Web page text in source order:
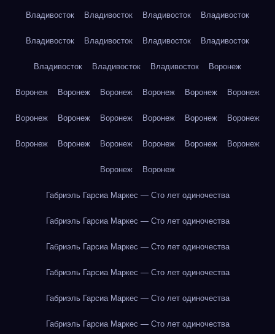
Владивосток Владивосток Владивосток Владивосток
Владивосток Владивосток Владивосток Владивосток
Владивосток Владивосток Владивосток Воронеж
Воронеж Воронеж Воронеж Воронеж Воронеж Воронеж
Воронеж Воронеж Воронеж Воронеж Воронеж Воронеж
Воронеж Воронеж Воронеж Воронеж Воронеж Воронеж
Воронеж Воронеж
Габриэль Гарсиа Маркес — Сто лет одиночества
Габриэль Гарсиа Маркес — Сто лет одиночества
Габриэль Гарсиа Маркес — Сто лет одиночества
Габриэль Гарсиа Маркес — Сто лет одиночества
Габриэль Гарсиа Маркес — Сто лет одиночества
Габриэль Гарсиа Маркес — Сто лет одиночества